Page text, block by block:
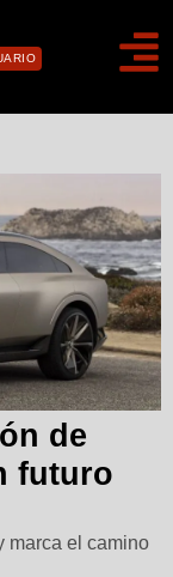
de
futuro
marca el camino